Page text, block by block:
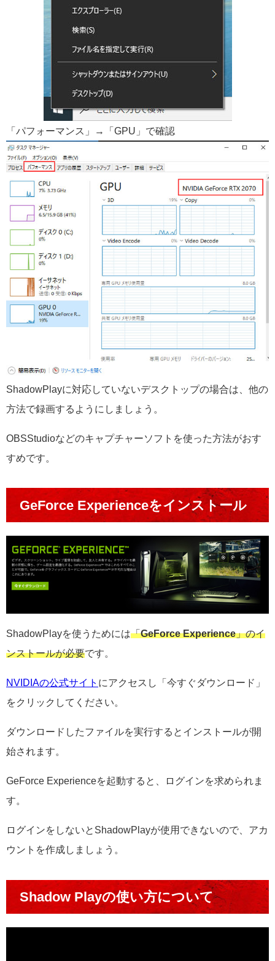
「パフォーマンス」→「GPU」で確認
ShadowPlayに対応していないデスクトップの場合は、他の
方法で録画するようにしましょう。
OBSStudioなどのキャプチャーソフトを使った方法がおす
すめです。
GeForce Experienceをインストール
ShadowPlayを使うためには「GeForce Experience」のイ
ンストールが必要です。
NVIDIAの公式サイト にアクセスし「今すぐダウンロード」
をクリックしてください。
ダウンロードしたファイルを実行するとインストールが開
始されます。
GeForce Experienceを起動すると、ログインを求められま
す。
ログインをしないとShadowPlayが使用できないので、アカ
ウントを作成しましょう。
Shadow Playの使い方について